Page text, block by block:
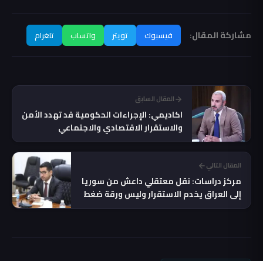
مشاركة المقال: فيسبوك تويتر واتساب تلغرام
المقال السابق
اكاديمي: الإجراءات الحكومية قد تهدد الأمن
والاستقرار الاقتصادي والاجتماعي
المقال التالي
مركز دراسات: نقل معتقلي داعش من سوريا
إلى العراق يخدم الاستقرار وليس ورقة ضغط
أميركية